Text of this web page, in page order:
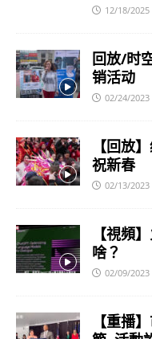
12/18/2025
回放/时
销活动
02/24/2023
【回放
祝新春
02/13/2023
【視頻
啥？
02/09/2023
【重播